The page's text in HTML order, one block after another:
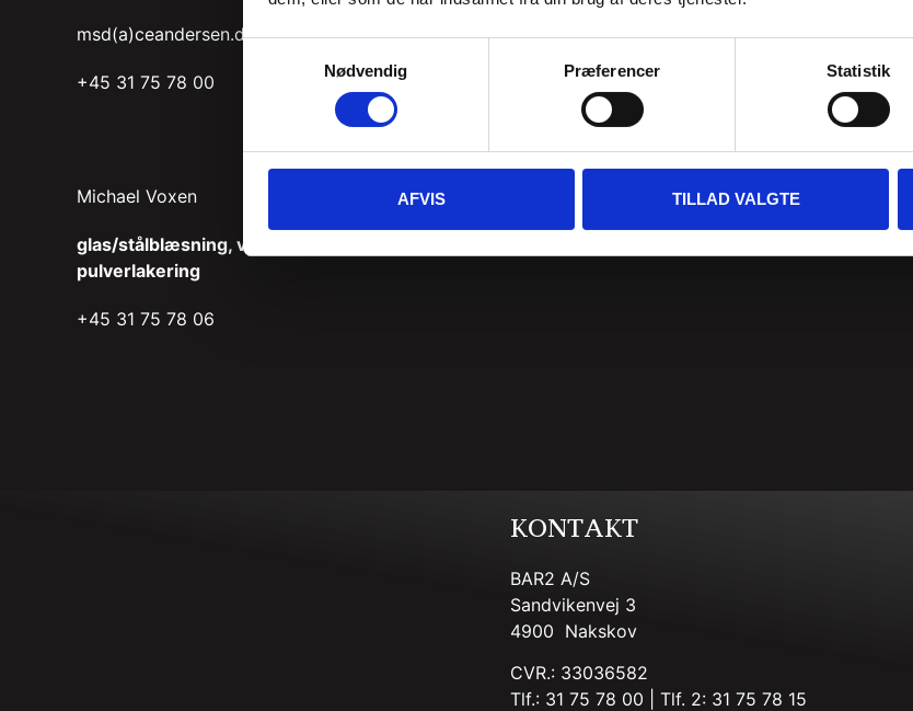
Nødvendig
Præferencer Statistik
AFVIS TILLAD VALGTE
msd(a)ceandersen.dk
+45 31 75 78 00
sb(a)bar2.dk
+45 31 75 78 15
ap(a)bar2.dk
+45 31 75 78 05
Michael Voxen
glas/stålblæsning, våd/
pulverlakering
+45 31 75 78 06
KONTAKT
BAR2 A/S
Sandvikenvej 3
4900 Nakskov
CVR.: 33036582
Tlf.: 31 75 78 00 | Tlf. 2: 31 75 78 15